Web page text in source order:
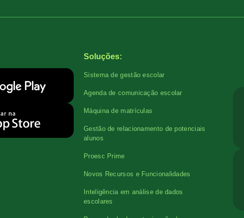
Soluções:
Sistema de gestão escolar
Agenda de comunicação escolar
Máquina de matrículas
Gestão de relacionamento de potenciais
alunos
Proesc Prime
Novos Recursos e Funcionalidades
Inteligência em análise de dados
escolares